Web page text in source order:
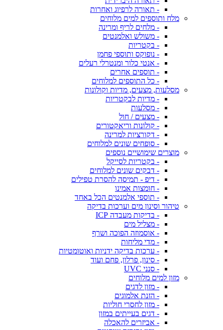
- תאורה לרפיוג ואחרות
מלח ותוספים למים מלוחים
- מלחים לריף ומרינה
- משולש ואלמנטים
- בקטריות
- נופוקס ותוספי פחמן
- אנטי כלור ומנטרלי רעלים
- תוספים אחרים
- כל התוספים למלוחים
מסלעות, מצעים, מדיות וקולונות
- מדיות לבקטריות
- מסלעות
- מצעים / חול
- קולונות וריאקטורים
- דקורציות למרינה
- סופחים שונים למלוחים
מוצרים שימושיים נוספים
- בקטריות לסייקל
- דבקים שונים למלוחים
- דיפ - תמיסה להסרת טפילים
- חומצות אמינו
- תוספי אלמנטים הכל באחד
טיהור וסינון מים וערכות בדיקה
- בדיקות מעבדה ICP
- מצליל מים
- אוסמוזה הפוכה ושרף
- מדי מליחות
- ערכות בדיקה ידניות ואוטומטיות
- סינון, פרלון, פחם ועוד
- סנני UVC
מזון למים מלוחים
- מזון לדגים
- הזנת אלמוגים
- מזון לחסרי חוליות
- דגים בעייתים במזון
- אביזרים להאכלה